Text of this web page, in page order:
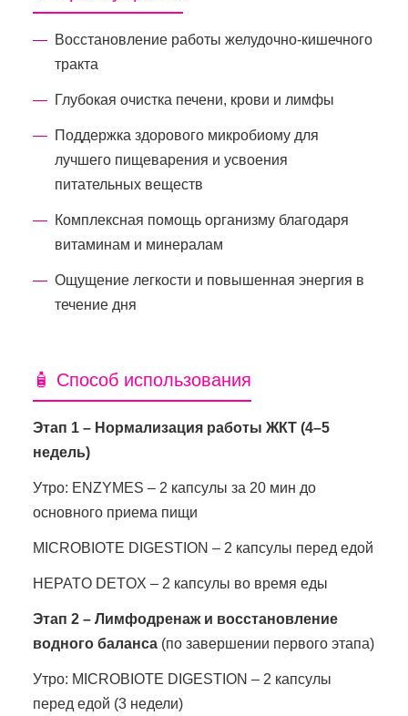
Восстановление работы желудочно-кишечного
тракта
Глубокая очистка печени, крови и лимфы
Поддержка здорового микробиому для
лучшего пищеварения и усвоения
питательных веществ
Комплексная помощь организму благодаря
витаминам и минералам
Ощущение легкости и повышенная энергия в
течение дня
🧴 Способ использования
Этап 1 – Нормализация работы ЖКТ (4–5
недель)
Утро: ENZYMES – 2 капсулы за 20 мин до
основного приема пищи
MICROBIOTE DIGESTION – 2 капсулы перед едой
HEPATO DETOX – 2 капсулы во время еды
Этап 2 – Лимфодренаж и восстановление
водного баланса (по завершении первого этапа)
Утро: MICROBIOTE DIGESTION – 2 капсулы
перед едой (3 недели)